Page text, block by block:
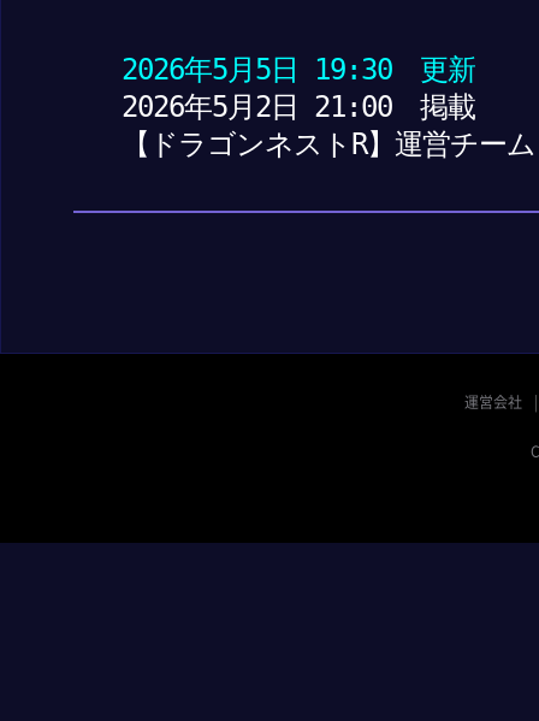
2026年5月5日 19:30 更新
2026年5月2日 21:00 掲載
【ドラゴンネストR】運営チーム
運営会社